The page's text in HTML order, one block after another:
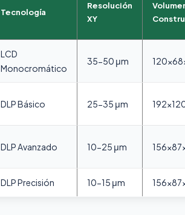
Tecnología
Resolución
XY
LCD
Monocromático
35-50 μm
DLP Básico 25-35 μm
DLP Avanzado 10-25 μm
DLP Precisión 10-15 μm